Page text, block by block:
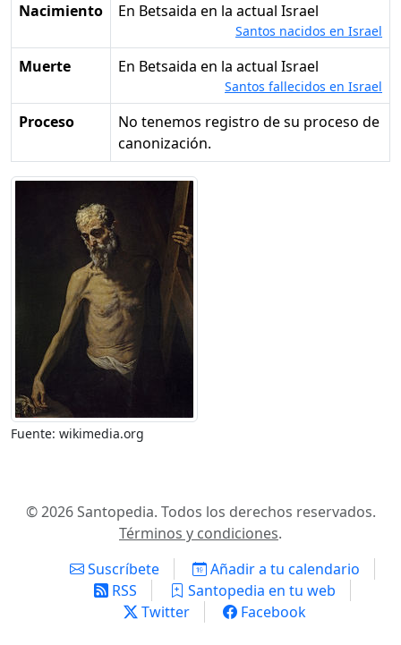
Nacimiento
en Betsaida en la actual Israel
Santos nacidos en Israel
Muerte en Betsaida en la actual Israel
Santos fallecidos en Israel
Proceso
No tenemos registro de su proceso de
canonización.
Fuente: wikimedia.org
© 2026 Santopedia. Todos los derechos reservados.
Términos y condiciones.
Suscríbete
Añadir a tu calendario
RSS
Santopedia en tu web
Twitter
Facebook